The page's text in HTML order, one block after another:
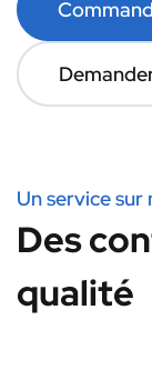
Un service sur
Des
qualité